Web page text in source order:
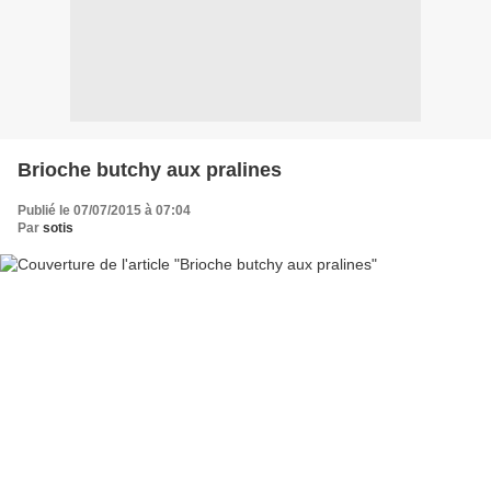
Brioche butchy aux pralines
Publié le 07/07/2015 à 07:04
Par sotis